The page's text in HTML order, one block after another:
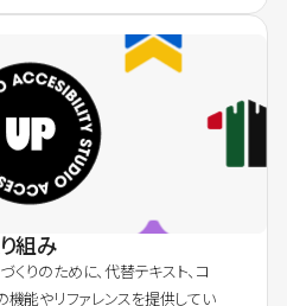
組み
くりのために、代替テキスト、コ
機能やリファレンスを提供してい